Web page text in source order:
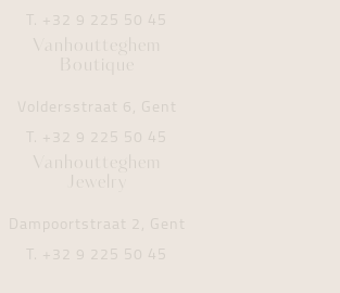
T. +32 9 225 50 45
Vanhoutteghem
Boutique
Voldersstraat 6, Gent
T. +32 9 225 50 45
Vanhoutteghem
Jewelry
Dampoortstraat 2, Gent
T. +32 9 225 50 45